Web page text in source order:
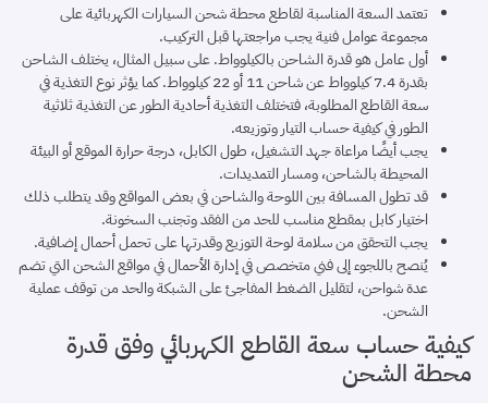
تعتمد السعة المناسبة لقاطع محطة شحن السيارات الكهربائية على
مجموعة عوامل فنية يجب مراجعتها قبل التركيب.
أول عامل هو قدرة الشاحن بالكيلوواط. على سبيل المثال، يختلف الشاحن
بقدرة 7.4 كيلوواط عن شاحن 11 أو 22 كيلوواط. كما يؤثر نوع التغذية في
سعة القاطع المطلوبة، فتختلف التغذية أحادية الطور عن التغذية ثلاثية
الطور في كيفية حساب التيار وتوزيعه.
يجب أيضًا مراعاة جهد التشغيل، طول الكابل، درجة حرارة الموقع أو البيئة
المحيطة بالشاحن، ومسار التمديدات.
قد تطول المسافة بين اللوحة والشاحن في بعض المواقع وقد يتطلب ذلك
اختيار كابل بمقطع مناسب للحد من الفقد وتجنب السخونة.
يجب التحقق من سلامة لوحة التوزيع وقدرتها على تحمل أحمال إضافية.
يُنصح باللجوء إلى فني متخصص في إدارة الأحمال في مواقع الشحن التي تضم
عدة شواحن، لتقليل الضغط المفاجئ على الشبكة والحد من توقف عملية
الشحن.
كيفية حساب سعة القاطع الكهربائي وفق قدرة
محطة الشحن